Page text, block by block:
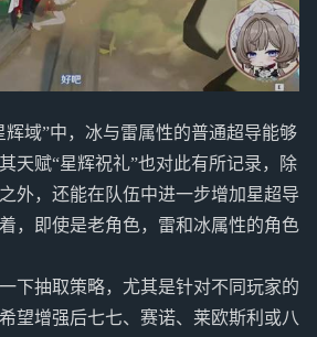
辉域”中，冰与雷属性的普通超导能够
天赋“星辉祝礼”也对此有所记录，除
外，还能在队伍中进一步增加星超导
，即使是老角色，雷和冰属性的角色
下抽取策略，尤其是针对不同玩家的
望增强后七七、赛诺、莱欧斯利或八